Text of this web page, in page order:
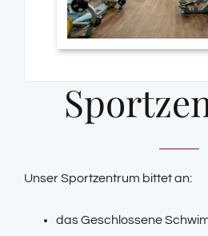
Unser Sportzentrum bittet an:
das Geschlossene